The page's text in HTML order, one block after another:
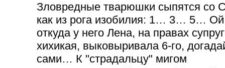
Зловредные тварюшки сыпятся со
как из рога изобилия: 1… 3… 5…
откуда у него Лена, на правах
хихикая, выковыривала 6-го,
сами… К "страдальцу" мигом